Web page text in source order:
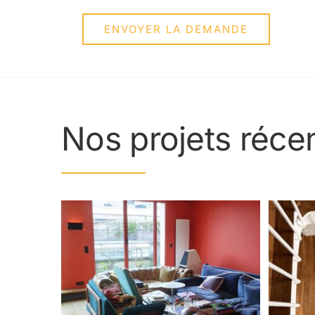
ENVOYER LA DEMANDE
Nos projets